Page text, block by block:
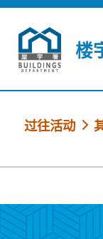
跳到内容
楼
过往活动